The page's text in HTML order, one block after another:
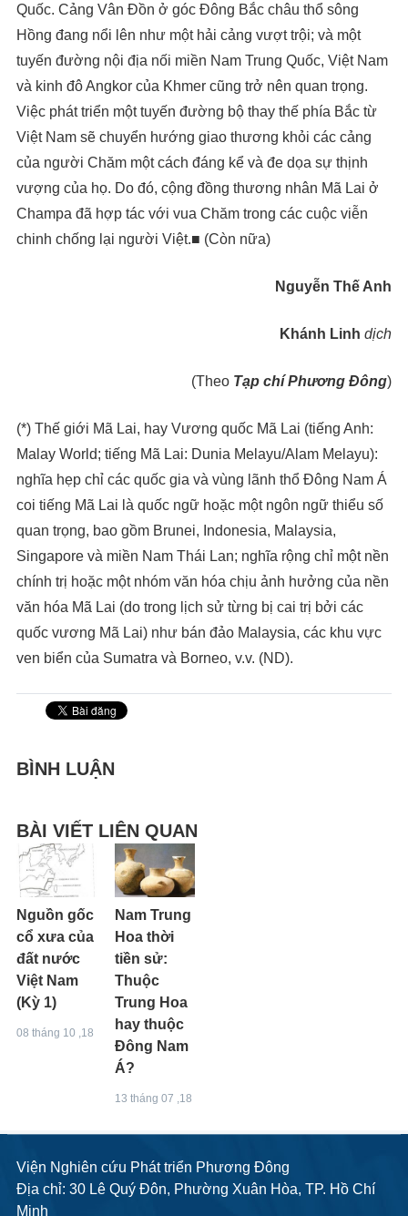
Quốc. Cảng Vân Đồn ở góc Đông Bắc châu thổ sông
Hồng đang nổi lên như một hải cảng vượt trội; và một
tuyến đường nội địa nối miền Nam Trung Quốc, Việt Nam
và kinh đô Angkor của Khmer cũng trở nên quan trọng.
Việc phát triển một tuyến đường bộ thay thế phía Bắc từ
Việt Nam sẽ chuyển hướng giao thương khỏi các cảng
của người Chăm một cách đáng kể và đe dọa sự thịnh
vượng của họ. Do đó, cộng đồng thương nhân Mã Lai ở
Champa đã hợp tác với vua Chăm trong các cuộc viễn
chinh chống lại người Việt.■ (Còn nữa)
Nguyễn Thế Anh
Khánh Linh dịch
(Theo Tạp chí Phương Đông)
(*) Thế giới Mã Lai, hay Vương quốc Mã Lai (tiếng Anh:
Malay World; tiếng Mã Lai: Dunia Melayu/Alam Melayu):
nghĩa hẹp chỉ các quốc gia và vùng lãnh thổ Đông Nam Á
coi tiếng Mã Lai là quốc ngữ hoặc một ngôn ngữ thiểu số
quan trọng, bao gồm Brunei, Indonesia, Malaysia,
Singapore và miền Nam Thái Lan; nghĩa rộng chỉ một nền
chính trị hoặc một nhóm văn hóa chịu ảnh hưởng của nền
văn hóa Mã Lai (do trong lịch sử từng bị cai trị bởi các
quốc vương Mã Lai) như bán đảo Malaysia, các khu vực
ven biển của Sumatra và Borneo, v.v. (ND).
BÌNH LUẬN
BÀI VIẾT LIÊN QUAN
Nguồn gốc
cổ xưa của
đất nước
Việt Nam
(Kỳ 1)
08 tháng 10 ,18
Nam Trung
Hoa thời
tiền sử:
Thuộc
Trung Hoa
hay thuộc
Đông Nam
Á?
13 tháng 07 ,18
Viện Nghiên cứu Phát triển Phương Đông
Địa chỉ: 30 Lê Quý Đôn, Phường Xuân Hòa, TP. Hồ Chí
Minh